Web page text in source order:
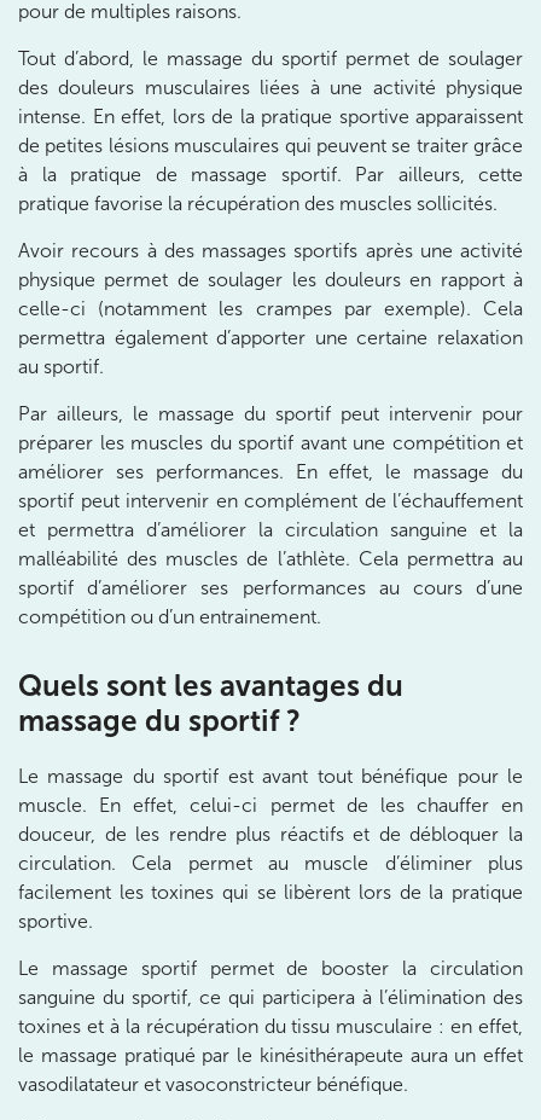
pour de multiples raisons.
Tout d’abord, le massage du sportif permet de soulager
des douleurs musculaires liées à une activité physique
intense. En effet, lors de la pratique sportive apparaissent
de petites lésions musculaires qui peuvent se traiter grâce
à la pratique de massage sportif. Par ailleurs, cette
pratique favorise la récupération des muscles sollicités.
Avoir recours à des massages sportifs après une activité
physique permet de soulager les douleurs en rapport à
celle-ci (notamment les crampes par exemple). Cela
permettra également d’apporter une certaine relaxation
au sportif.
Par ailleurs, le massage du sportif peut intervenir pour
préparer les muscles du sportif avant une compétition et
améliorer ses performances. En effet, le massage du
sportif peut intervenir en complément de l’échauffement
et permettra d’améliorer la circulation sanguine et la
malléabilité des muscles de l’athlète. Cela permettra au
sportif d’améliorer ses performances au cours d’une
compétition ou d’un entrainement.
Quels sont les avantages du
massage du sportif ?
Le massage du sportif est avant tout bénéfique pour le
muscle. En effet, celui-ci permet de les chauffer en
douceur, de les rendre plus réactifs et de débloquer la
circulation. Cela permet au muscle d’éliminer plus
facilement les toxines qui se libèrent lors de la pratique
sportive.
Le massage sportif permet de booster la circulation
sanguine du sportif, ce qui participera à l’élimination des
toxines et à la récupération du tissu musculaire : en effet,
le massage pratiqué par le kinésithérapeute aura un effet
vasodilatateur et vasoconstricteur bénéfique.
Prenez RDV sur
Prenez RDV sur
IK CHÂTENAY-MALABRY
380 Av. de la Division Leclerc 92290
Châtenay-Malabry
380 Av. de la Division Leclerc 92290 Châtenay-
01 43 50 05 24
Prenez RDV sur
Prenez RDV sur
IK PARIS 17 – VILLIERS
68 Av. de Villiers 75017 Paris
68 Av. de Villiers 75017 Paris
01 44 90 90 40
Prenez RDV sur
IK PARIS 8 – SAINT-LAZARE
20 Rue de la Pépinière 75008 Paris
01 55 06 05 07
Prenez RDV sur
Prenez RDV sur
PARIS 9 – PETRELLE
6 Rue Petrelle 75009 Paris
6 Rue Petrelle 75009 Paris
01 71 97 53 67